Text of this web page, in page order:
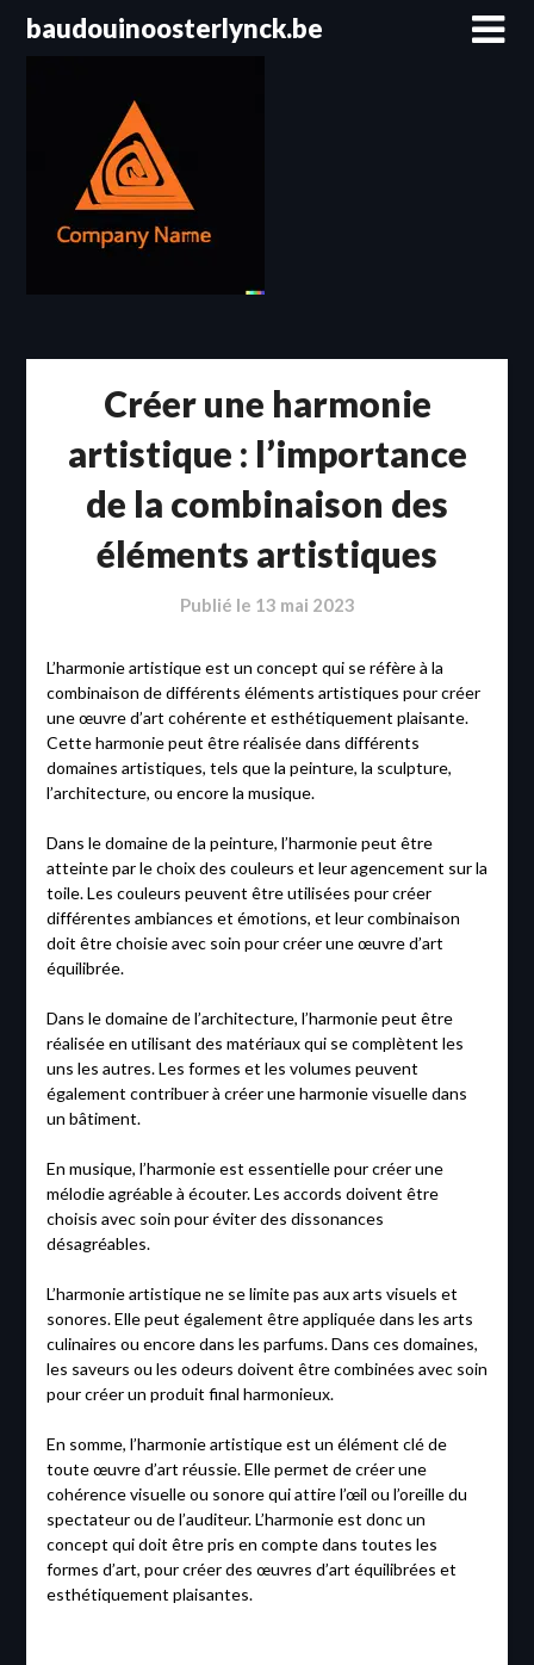
Passerbaudouinoosterlynck.be
Créer une harmonie
artistique : l’importance
de la combinaison des
éléments artistiques
Publié le 13 mai 2023
L’harmonie artistique est un concept qui se réfère à la
combinaison de différents éléments artistiques pour créer
une œuvre d’art cohérente et esthétiquement plaisante.
Cette harmonie peut être réalisée dans différents
domaines artistiques, tels que la peinture, la sculpture,
l’architecture, ou encore la musique.
Dans le domaine de la peinture, l’harmonie peut être
atteinte par le choix des couleurs et leur agencement sur la
toile. Les couleurs peuvent être utilisées pour créer
différentes ambiances et émotions, et leur combinaison
doit être choisie avec soin pour créer une œuvre d’art
équilibrée.
Dans le domaine de l’architecture, l’harmonie peut être
réalisée en utilisant des matériaux qui se complètent les
uns les autres. Les formes et les volumes peuvent
également contribuer à créer une harmonie visuelle dans
un bâtiment.
En musique, l’harmonie est essentielle pour créer une
mélodie agréable à écouter. Les accords doivent être
choisis avec soin pour éviter des dissonances
désagréables.
L’harmonie artistique ne se limite pas aux arts visuels et
sonores. Elle peut également être appliquée dans les arts
culinaires ou encore dans les parfums. Dans ces domaines,
les saveurs ou les odeurs doivent être combinées avec soin
pour créer un produit final harmonieux.
En somme, l’harmonie artistique est un élément clé de
toute œuvre d’art réussie. Elle permet de créer une
cohérence visuelle ou sonore qui attire l’œil ou l’oreille du
spectateur ou de l’auditeur. L’harmonie est donc un
concept qui doit être pris en compte dans toutes les
formes d’art, pour créer des œuvres d’art équilibrées et
esthétiquement plaisantes.